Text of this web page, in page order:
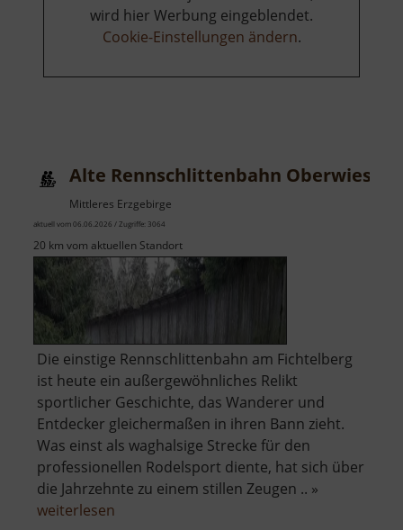
wird hier Werbung eingeblendet.
Cookie-Einstellungen ändern.
Alte Rennschlittenbahn
Mittleres Erzgebirge
aktuell vom 06.06.2026 / Zugriffe: 3064
20 km vom aktuellen Standort
Die einstige Rennschlittenbahn am Fichtelberg
ist heute ein außergewöhnliches Relikt
sportlicher Geschichte, das Wanderer und
Entdecker gleichermaßen in ihren Bann zieht.
Was einst als waghalsige Strecke für den
professionellen Rodelsport diente, hat sich über
die Jahrzehnte zu einem stillen Zeugen .. »
weiterlesen